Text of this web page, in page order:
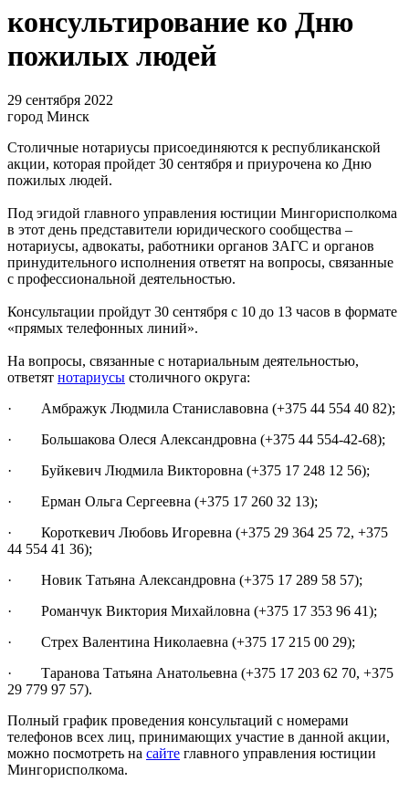
консультирование ко Дню
пожилых людей
29 сентября 2022
город Минск
Столичные нотариусы присоединяются к республиканской
акции, которая пройдет 30 сентября и приурочена ко Дню
пожилых людей.
Под эгидой главного управления юстиции Мингорисполкома
в этот день представители юридического сообщества –
нотариусы, адвокаты, работники органов ЗАГС и органов
принудительного исполнения ответят на вопросы, связанные
с профессиональной деятельностью.
Консультации пройдут 30 сентября с 10 до 13 часов в формате
«прямых телефонных линий».
На вопросы, связанные с нотариальным деятельностью,
ответят нотариусы столичного округа:
· Амбражук Людмила Станиславовна (+375 44 554 40 82);
· Большакова Олеся Александровна (+375 44 554-42-68);
· Буйкевич Людмила Викторовна (+375 17 248 12 56);
· Ерман Ольга Сергеевна (+375 17 260 32 13);
· Короткевич Любовь Игоревна (+375 29 364 25 72, +375
44 554 41 36);
· Новик Татьяна Александровна (+375 17 289 58 57);
· Романчук Виктория Михайловна (+375 17 353 96 41);
· Стрех Валентина Николаевна (+375 17 215 00 29);
· Таранова Татьяна Анатольевна (+375 17 203 62 70, +375
29 779 97 57).
Полный график проведения консультаций с номерами
телефонов всех лиц, принимающих участие в данной акции,
можно посмотреть на сайте главного управления юстиции
Мингорисполкома.